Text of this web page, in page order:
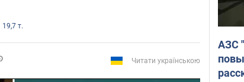
19,7 т.
Читати українською
АЗС